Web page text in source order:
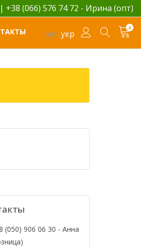
| +38 (066) 576 74 72 - Ирина (опт)
рус укр
0
(050) 906 06 30 - Анна